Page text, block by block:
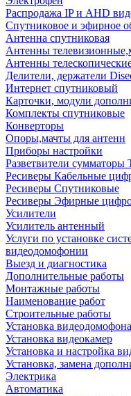
Распродажа IP и AHD
Спутниковое и эфирное
Антенна спутниковая
Антенны
Антенны
Делители, держатели
Интернет спутниковый
Карточки, модули
Комплекты спутниковые
Конверторы
Опоры,мачты для антенн
Приборы настройки
Разветвители сумматоры
Ресиверы Кабельные
Ресиверы Спутниковые
Ресиверы Эфирные
Усилители
Усилитель антенный
Услуги по установке
видеодомофонии
Выезд и диагностика
Дополнительные работы
Монтажные работы
Наименование работ
Строительные работы
Установка видеодомофона
Установка видеокамер
Установка и настройка
Установка, замена
Электрика
Автоматика